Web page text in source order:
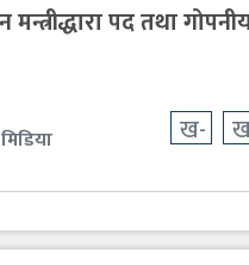
पद तथा
ख-